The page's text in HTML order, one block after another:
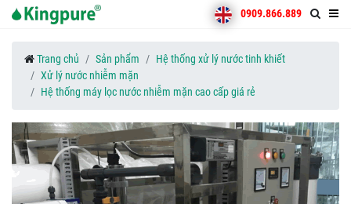
0909.866.889
Trang chủ Sản phẩm
Hệ thống xử lý nước tinh khiết
Xử lý nước nhiễm mặn
Hệ thống máy lọc nước nhiễm mặn cao cấp giá rẻ